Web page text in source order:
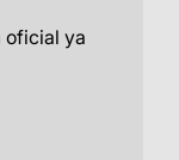
oficial ya